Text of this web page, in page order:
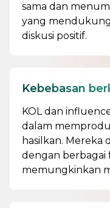
sama dan
yang
diskusi positif.
Kebebasan
KOL dan
dalam
hasilkan. Mereka
dengan berbagai
memungkinkan